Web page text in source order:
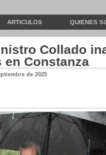
ARTICULOS QUIENES
Collado
en Constanza
de 2025